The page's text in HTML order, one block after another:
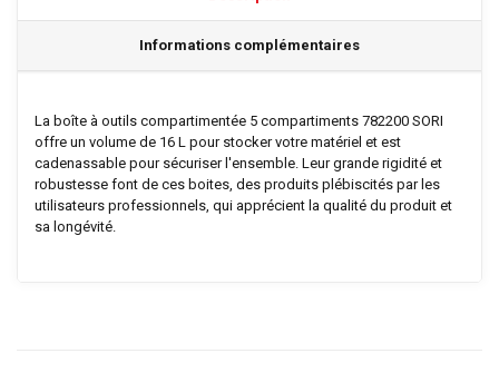
Informations complémentaires
La boîte à outils compartimentée 5 compartiments 782200 SORI
offre un volume de 16 L pour stocker votre matériel et est
cadenassable pour sécuriser l'ensemble. Leur grande rigidité et
robustesse font de ces boites, des produits plébiscités par les
utilisateurs professionnels, qui apprécient la qualité du produit et
sa longévité.